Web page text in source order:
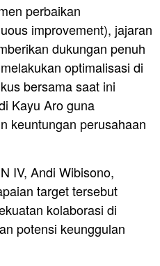
perbaikan
improvement), jajaran
dukungan penuh
optimalisasi di
bersama saat ini
Kayu Aro guna
keuntungan perusahaan
IV, Andi Wibisono,
target tersebut
kolaborasi di
potensi keunggulan